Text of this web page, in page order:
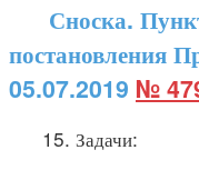
Сноска.
постановления
05.07.2019 №
15. Задачи: